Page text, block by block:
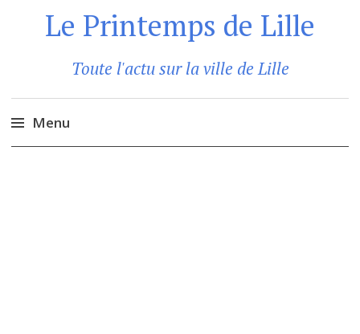
Le Printemps de Lille
Toute l'actu sur la ville de Lille
Menu